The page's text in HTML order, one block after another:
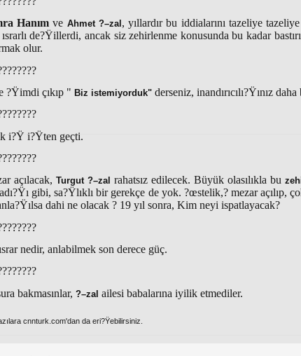
Hanım ve Ahmet ?–zal , yıllardır bu iddialarını tazeliye
de?Ÿillerdi, ancak siz zehirlenme konusunda bu kadar
olur.
?Ÿimdi çıkıp " Biz istemiyorduk" derseniz, inandırıcılı?Ÿınız
i?Ÿ i?Ÿten geçti.
açılacak, Turgut ?–zal rahatsız edilecek. Büyük olasılıkla bu
gibi, sa?Ÿlıklı bir gerekçe de yok. ?œstelik,? mezar açılıp,
dahi ne olacak ? 19 yıl sonra, Kim neyi ispatlayacak?
nedir, anlabilmek son derece güç.
bakmasınlar, ?–zal ailesi babalarına iyilik etmediler.
cnnturk.com'dan da eri?Ÿebilirsiniz.